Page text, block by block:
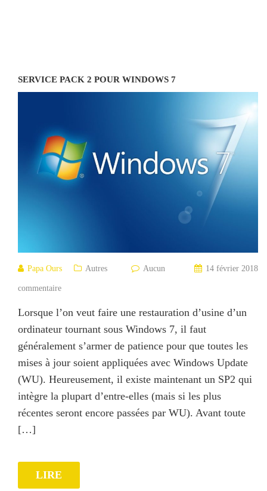
SERVICE PACK 2 POUR WINDOWS 7
Papa Ours 14 février 2018
Autres Aucun
commentaire
Lorsque l’on veut faire une restauration d’usine d’un
ordinateur tournant sous Windows 7, il faut
généralement s’armer de patience pour que toutes les
mises à jour soient appliquées avec Windows Update
(WU). Heureusement, il existe maintenant un SP2 qui
intègre la plupart d’entre-elles (mais si les plus
récentes seront encore passées par WU). Avant toute
[…]
LIRE